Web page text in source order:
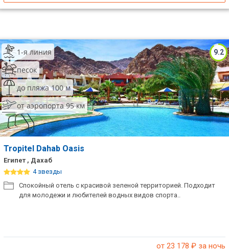
9.2
1-я линия
песок
до пляжа 100 м
от аэропорта 95 км
Tropitel Dahab Oasis
Египет , Дахаб
4 звезды
Спокойный отель с красивой зеленой территорией. Подходит
для молодежи и любителей водных видов спорта..
от 23 178 ₽ за ночь